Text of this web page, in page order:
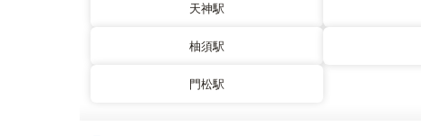
天神駅
柚須駅
門松駅